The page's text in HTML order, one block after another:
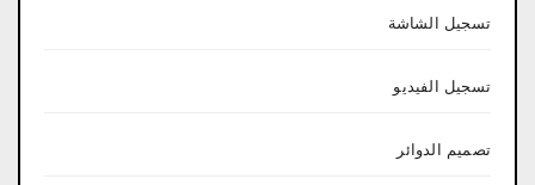
تسجيل الشاشة
تسجيل الفيديو
تصميم الدوائر